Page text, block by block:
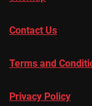
Contact Us
Terms and
Privacy Policy